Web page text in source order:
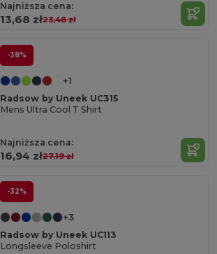
Najniższa cena:
13,68 zł23,48 zł
-38%
+1
Radsow by Uneek UC315
Mens Ultra Cool T Shirt
Najniższa cena:
16,94 zł27,19 zł
-32%
+3
Radsow by Uneek UC113
Longsleeve Poloshirt